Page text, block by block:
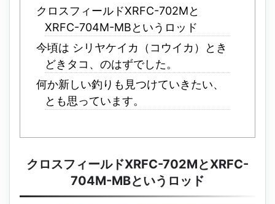
クロスフィールドXRFC-702Mと
XRFC-704M-MBというロッド
今頃は シリヤケイカ（コウイカ）とき
どきタコ、のはずでした。
何か新しい釣りも見つけていきたい、
とも思っています。
クロスフィールドXRFC-702MとXRFC-
704M-MBというロッド